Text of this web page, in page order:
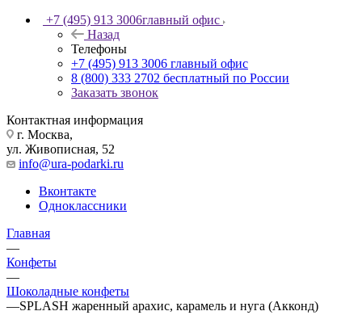
+7 (495) 913 3006главный офис
Назад
Телефоны
+7 (495) 913 3006 главный офис
8 (800) 333 2702 бесплатный по России
Заказать звонок
Контактная информация
г. Москва,
ул. Живописная, 52
info@ura-podarki.ru
Вконтакте
Одноклассники
Главная
—
Конфеты
—
Шоколадные конфеты
—SPLASH жаренный арахис, карамель и нуга (Акконд)